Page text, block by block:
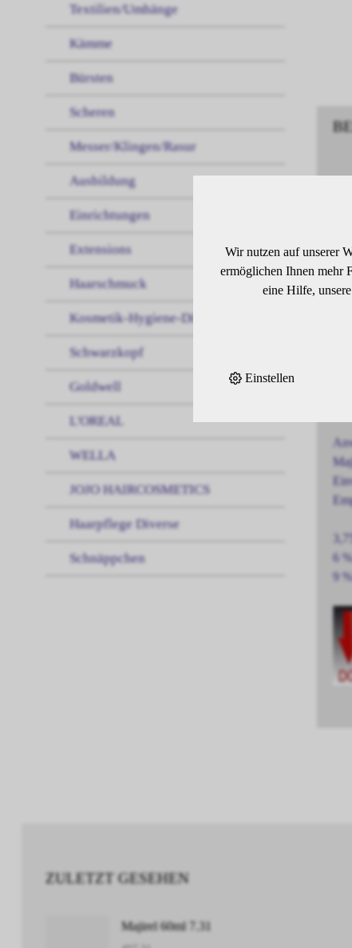
Textilien/Umhänge
Kämme
Bürsten
Scheren
Messer/Klingen/Rasur
Ausbildung
Einrichtungen
Extensions
Haarschmuck
Kosmetik-Hygiene-Diverses
Schwarzkopf
Goldwell
L'OREAL
WELLA
JOJO HAIRCOSMETICS
Haarpflege Diverse
Schnäppchen
G™
6
9
ZULETZT GESEHEN
Majirel 60ml 7.31
Wir nutzen auf unserer
ermöglichen Ihnen mehr
eine Hilfe,
Einstellen